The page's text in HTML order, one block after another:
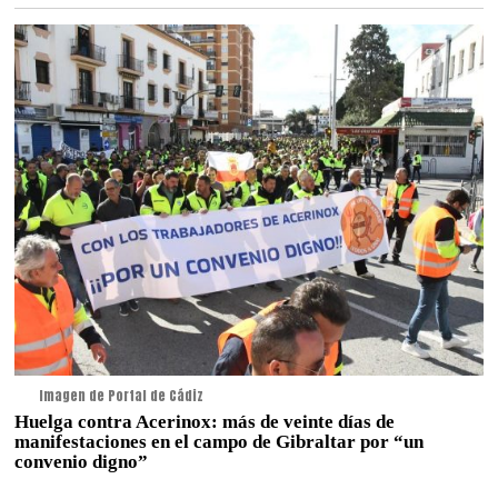
Imagen de Portal de Cádiz
Huelga contra Acerinox: más de veinte días de
manifestaciones en el campo de Gibraltar por “un
convenio digno”